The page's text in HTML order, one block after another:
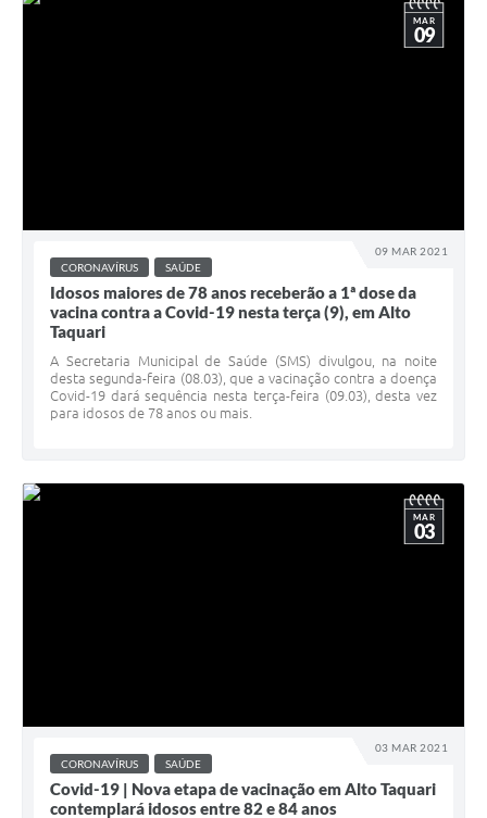
09 MAR 2021
MAR
09
CORONAVÍRUS SAÚDE
Idosos maiores de 78 anos receberão a 1ª dose da
vacina contra a Covid-19 nesta terça (9), em Alto
Taquari
A Secretaria Municipal de Saúde (SMS) divulgou, na noite
desta segunda-feira (08.03), que a vacinação contra a doença
Covid-19 dará sequência nesta terça-feira (09.03), desta vez
para idosos de 78 anos ou mais.
03 MAR 2021
MAR
03
CORONAVÍRUS SAÚDE
Covid-19 | Nova etapa de vacinação em Alto Taquari
contemplará idosos entre 82 e 84 anos